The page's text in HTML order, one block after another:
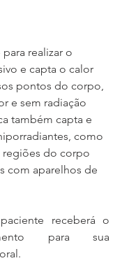
realizar o
e capta o calor
pontos do corpo,
e sem radiação
também capta e
como
regiões do corpo
com aparelhos de
receberá o
para sua